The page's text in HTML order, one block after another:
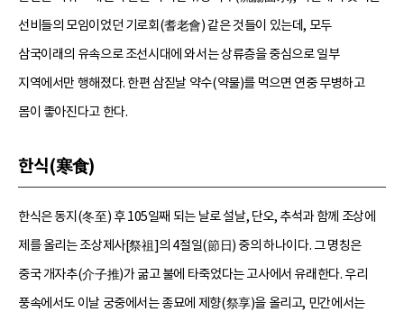
선비들의 모임이었던 기로회(耆老會) 같은 것들이 있는데, 모두
삼국이래의 유속으로 조선시대에 와서는 상류층을 중심으로 일부
지역에서만 행해졌다. 한편 삼짇날 약수(약물)를 먹으면 연중 무병하고
몸이 좋아진다고 한다.
한식(寒食)
한식은 동지(冬至) 후 105일째 되는 날로 설날, 단오, 추석과 함께 조상에
제를 올리는 조상제사[祭祖]의 4절일(節日) 중의 하나이다. 그 명칭은
중국 개자추(介子推)가 굶고 불에 타죽었다는 고사에서 유래한다. 우리
풍속에서도 이날 궁중에서는 종묘에 제향(祭享)을 올리고, 민간에서는